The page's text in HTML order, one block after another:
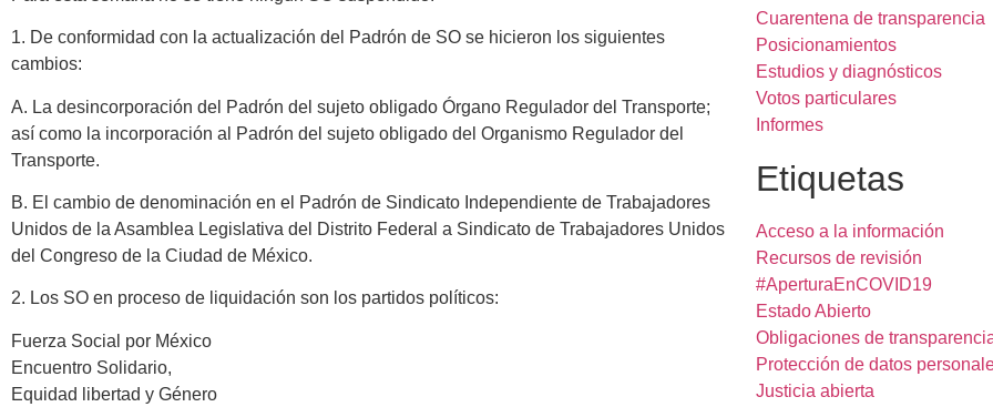
1. De conformidad con la actualización del Padrón de SO se hicieron los siguientes
cambios:
A. La desincorporación del Padrón del sujeto obligado Órgano Regulador del Transporte;
así como la incorporación al Padrón del sujeto obligado del Organismo Regulador del
Transporte.
B. El cambio de denominación en el Padrón de Sindicato Independiente de Trabajadores
Unidos de la Asamblea Legislativa del Distrito Federal a Sindicato de Trabajadores Unidos
del Congreso de la Ciudad de México.
2. Los SO en proceso de liquidación son los partidos políticos:
Fuerza Social por México
Encuentro Solidario,
Equidad libertad y Género
Cuarentena de transparencia
Posicionamientos
Estudios y diagnósticos
Votos particulares
Informes
Etiquetas
Acceso a la información
Recursos de revisión
#AperturaEnCOVID19
Estado Abierto
Obligaciones de
Protección de datos
Justicia abierta